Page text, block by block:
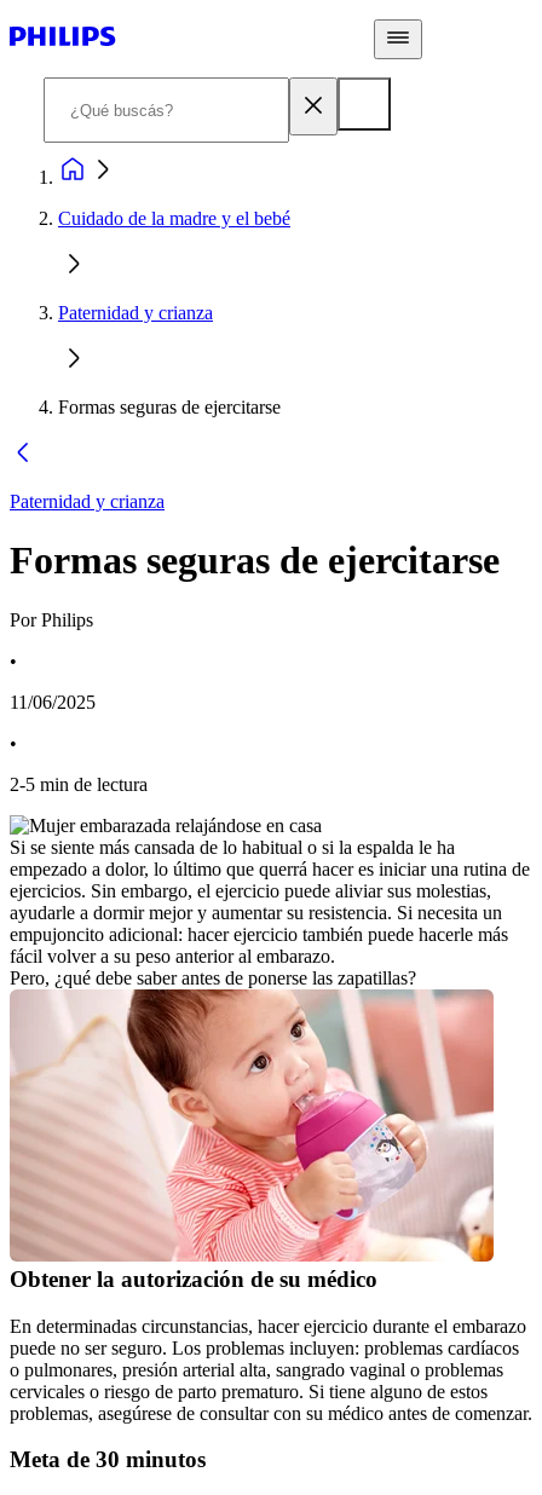
Cuidado de la madre y el bebé
Paternidad y crianza
Formas seguras de ejercitarse
Paternidad y crianza
Formas seguras de ejercitarse
Por Philips
•
11/06/2025
•
2-5 min de lectura
Si se siente más cansada de lo habitual o si la espalda le ha
empezado a dolor, lo último que querrá hacer es iniciar una rutina de
ejercicios. Sin embargo, el ejercicio puede aliviar sus molestias,
ayudarle a dormir mejor y aumentar su resistencia. Si necesita un
empujoncito adicional: hacer ejercicio también puede hacerle más
fácil volver a su peso anterior al embarazo.
Pero, ¿qué debe saber antes de ponerse las zapatillas?
Obtener la autorización de su médico
En determinadas circunstancias, hacer ejercicio durante el embarazo
puede no ser seguro. Los problemas incluyen: problemas cardíacos
o pulmonares, presión arterial alta, sangrado vaginal o problemas
cervicales o riesgo de parto prematuro. Si tiene alguno de estos
problemas, asegúrese de consultar con su médico antes de comenzar.
Meta de 30 minutos